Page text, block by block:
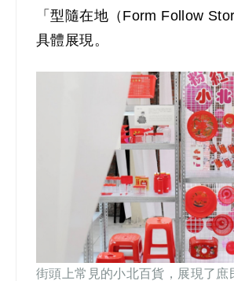
「型隨在地（Form Follow
具體展現。
街頭上常見的小北百貨，展現了庶